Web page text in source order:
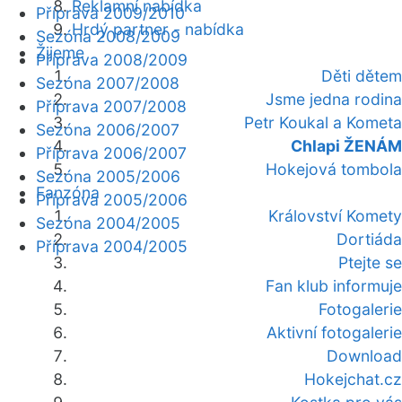
Reklamní nabídka
Hrdý partner - nabídka
Žijeme
Děti dětem
Jsme jedna rodina
Petr Koukal a Kometa
Chlapi ŽENÁM
Hokejová tombola
Fanzóna
Království Komety
Dortiáda
Ptejte se
Fan klub informuje
Fotogalerie
Aktivní fotogalerie
Download
Hokejchat.cz
Příprava 2009/2010
Sezóna 2008/2009
Příprava 2008/2009
Sezóna 2007/2008
Příprava 2007/2008
Sezóna 2006/2007
Příprava 2006/2007
Sezóna 2005/2006
Příprava 2005/2006
Sezóna 2004/2005
Příprava 2004/2005